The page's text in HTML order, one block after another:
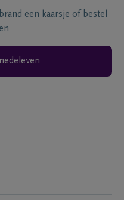
een kaarsje of bestel